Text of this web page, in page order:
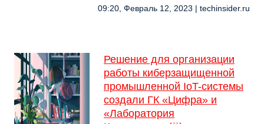
09:20, Февраль 12, 2023 | techinsider.ru
Решение для организации
работы киберзащищенной
промышленной IoT-системы
создали ГК «Цифра» и
«Лаборатория